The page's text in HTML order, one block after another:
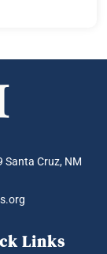
Santa Cruz, NM
Links